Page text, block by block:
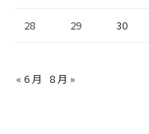
28 29 30
« 6 月 8 月 »